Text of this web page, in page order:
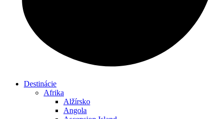
Destinácie
Afrika
Alžírsko
Angola